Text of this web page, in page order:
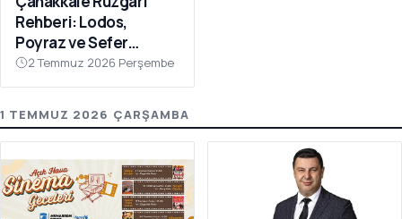
Rehberi: Lodos,
Poyraz ve Sefer
İptalleri
2 Temmuz 2026 Perşembe
1 TEMMUZ 2026 ÇARŞAMBA